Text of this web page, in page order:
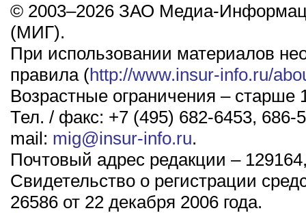
© 2003–2026 ЗАО Медиа-
(МИГ).
При использовании материалов
правила (http://www.insur-info.ru/
Возрастные ограничения – старше
Тел. / факс: +7 (495) 682-6453, 686-
mail: mig@insur-info.ru.
Почтовый адрес редакции –
Свидетельство о регистрации
26586 от 22 декабря 2006 года.